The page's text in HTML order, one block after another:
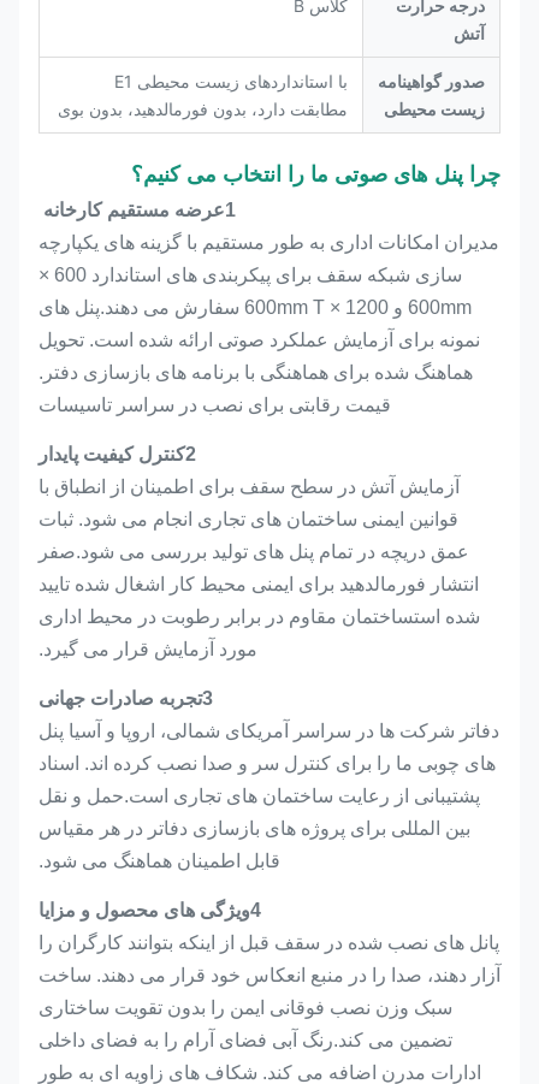
درجه حرارت
کلاس B
صدور گواهینامه
زیست محیطی
با استانداردهای زیست محیطی E1
مطابقت دارد، بدون فورمالدهید، بدون بوی
چرا پنل های صوتی ما را انتخاب می کنیم؟
مدیران امکانات اداری به طور مستقیم با گزینه های یکپارچه
سازی شبکه سقف برای پیکربندی های استاندارد 600 ×
600mm و 1200 × 600mm T سفارش می دهند.پنل های
نمونه برای آزمایش عملکرد صوتی ارائه شده است. تحویل
هماهنگ شده برای هماهنگی با برنامه های بازسازی دفتر.
قیمت رقابتی برای نصب در سراسر تاسیسات
آزمایش آتش در سطح سقف برای اطمینان از انطباق با
قوانین ایمنی ساختمان های تجاری انجام می شود. ثبات
عمق دریچه در تمام پنل های تولید بررسی می شود.صفر
انتشار فورمالدهید برای ایمنی محیط کار اشغال شده تایید
شده استساختمان مقاوم در برابر رطوبت در محیط اداری
مورد آزمایش قرار می گیرد.
دفاتر شرکت ها در سراسر آمریکای شمالی، اروپا و آسیا پنل
های چوبی ما را برای کنترل سر و صدا نصب کرده اند. اسناد
پشتیبانی از رعایت ساختمان های تجاری است.حمل و نقل
بین المللی برای پروژه های بازسازی دفاتر در هر مقیاس
قابل اطمینان هماهنگ می شود.
پانل های نصب شده در سقف قبل از اینکه بتوانند کارگران را
آزار دهند، صدا را در منبع انعکاس خود قرار می دهند. ساخت
سبک وزن نصب فوقانی ایمن را بدون تقویت ساختاری
تضمین می کند.رنگ آبی فضای آرام را به فضای داخلی
ادارات مدرن اضافه می کند. شکاف های زاویه ای به طور